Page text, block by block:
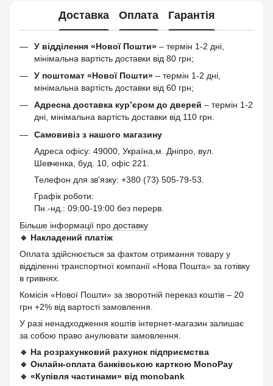
Доставка Оплата Гарантія
У відділення «Нової Пошти» – термін 1-2 дні,
мінімальна вартість доставки від 80 грн;
У поштомат «Нової Пошти» – термін 1-2 дні,
мінімальна вартість доставки від 60 грн;
Адресна доставка кур’єром до дверей – термін 1-2
дні, мінімальна вартість доставки від 110 грн.
Самовивіз з нашого магазину
Адреса офісу: 49000, Україна,м. Дніпро, вул.
Шевченка, буд. 10, офіс 221.
Телефон для зв'язку: +380 (73) 505-79-53.
Графік роботи:
Пн.-нд.: 09:00-19:00 без перерв.
Більше інформації про доставку
🔹 Накладений платіж
Оплата здійснюється за фактом отримання товару у
відділенні транспортної компанії «Нова Пошта» за готівку
в гривнях.
Комісія «Нової Пошти» за зворотній переказ коштів – 20
грн +2% від вартості замовлення.
У разі ненадходження коштів інтернет-магазин залишає
за собою право анулювати замовлення.
🔹 На розрахунковий рахунок підприємства
🔹 Онлайн-оплата банківською карткою MonoPay
🔹 «Купівля частинами» від monobank